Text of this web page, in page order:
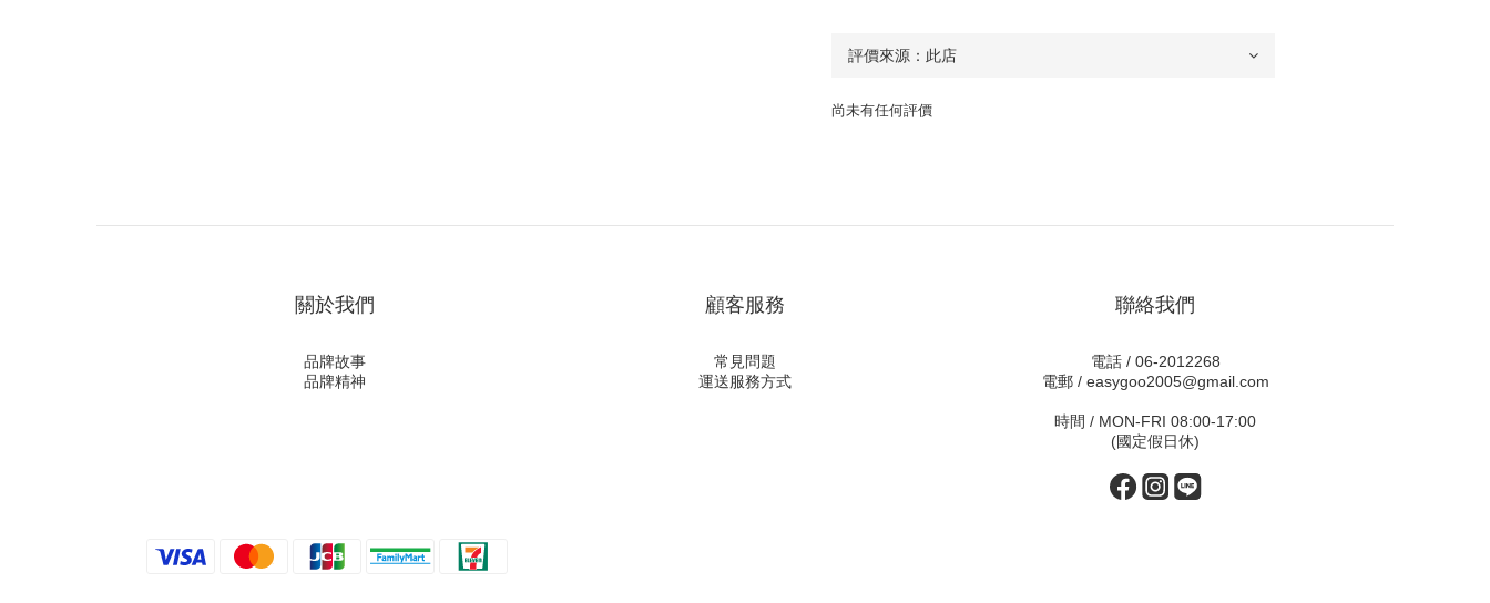
尚未有任何評價
關於我們
品牌故事
品牌精神
顧客服務
常見問題
運送服務方式
聯絡我們
電話 / 06-2012268
電郵 / easygoo2005@gmail.com
時間 / MON-FRI 08:00-17:00
(國定假日休)